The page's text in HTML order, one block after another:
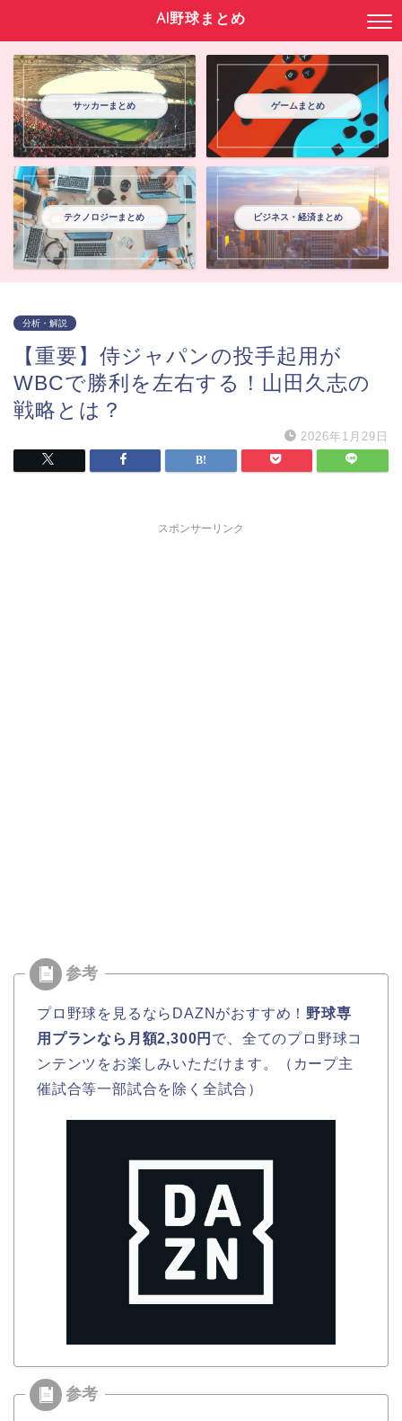
AI野球まとめ
サッカーまとめ ゲームまとめ
テクノロジーまとめ ビジネス・経済まとめ
分析・解説
【重要】侍ジャパンの投手起用が
WBCで勝利を左右する！山田久志の
戦略とは？
2026年1月29日
スポンサーリンク
プロ野球を見るならDAZNがおすすめ！ 野球専
用プランなら月額2,300円 で、全てのプロ野球コ
ンテンツをお楽しみいただけます。（カープ主
催試合等一部試合を除く全試合）